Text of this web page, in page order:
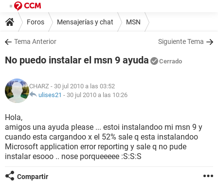
Foros Mensajerías y chat MSN
Tema Anterior Siguiente Tema
No puedo instalar el msn 9 ayuda Cerrado
CHARZ - 30 jul 2010 a las 03:52
ulises21 - 30 jul 2010 a las 10:26
Hola,
amigos una ayuda please ... estoi instalandoo mi msn 9 y
cuando esta cargandoo x el 52% sale q esta instalandoo
Microsoft application error reporting y sale q no pude
instalar esooo .. nose porqueeeee :S:S:S
Compartir